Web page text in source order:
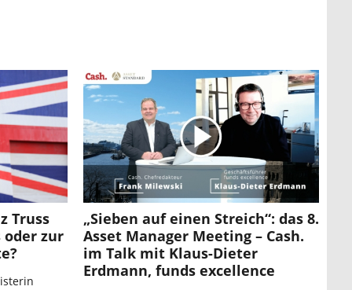
Truss
oder zur
„Sieben auf einen Streich“: das 8.
Asset Manager Meeting – Cash.
im Talk mit Klaus-Dieter
Erdmann, funds excellence